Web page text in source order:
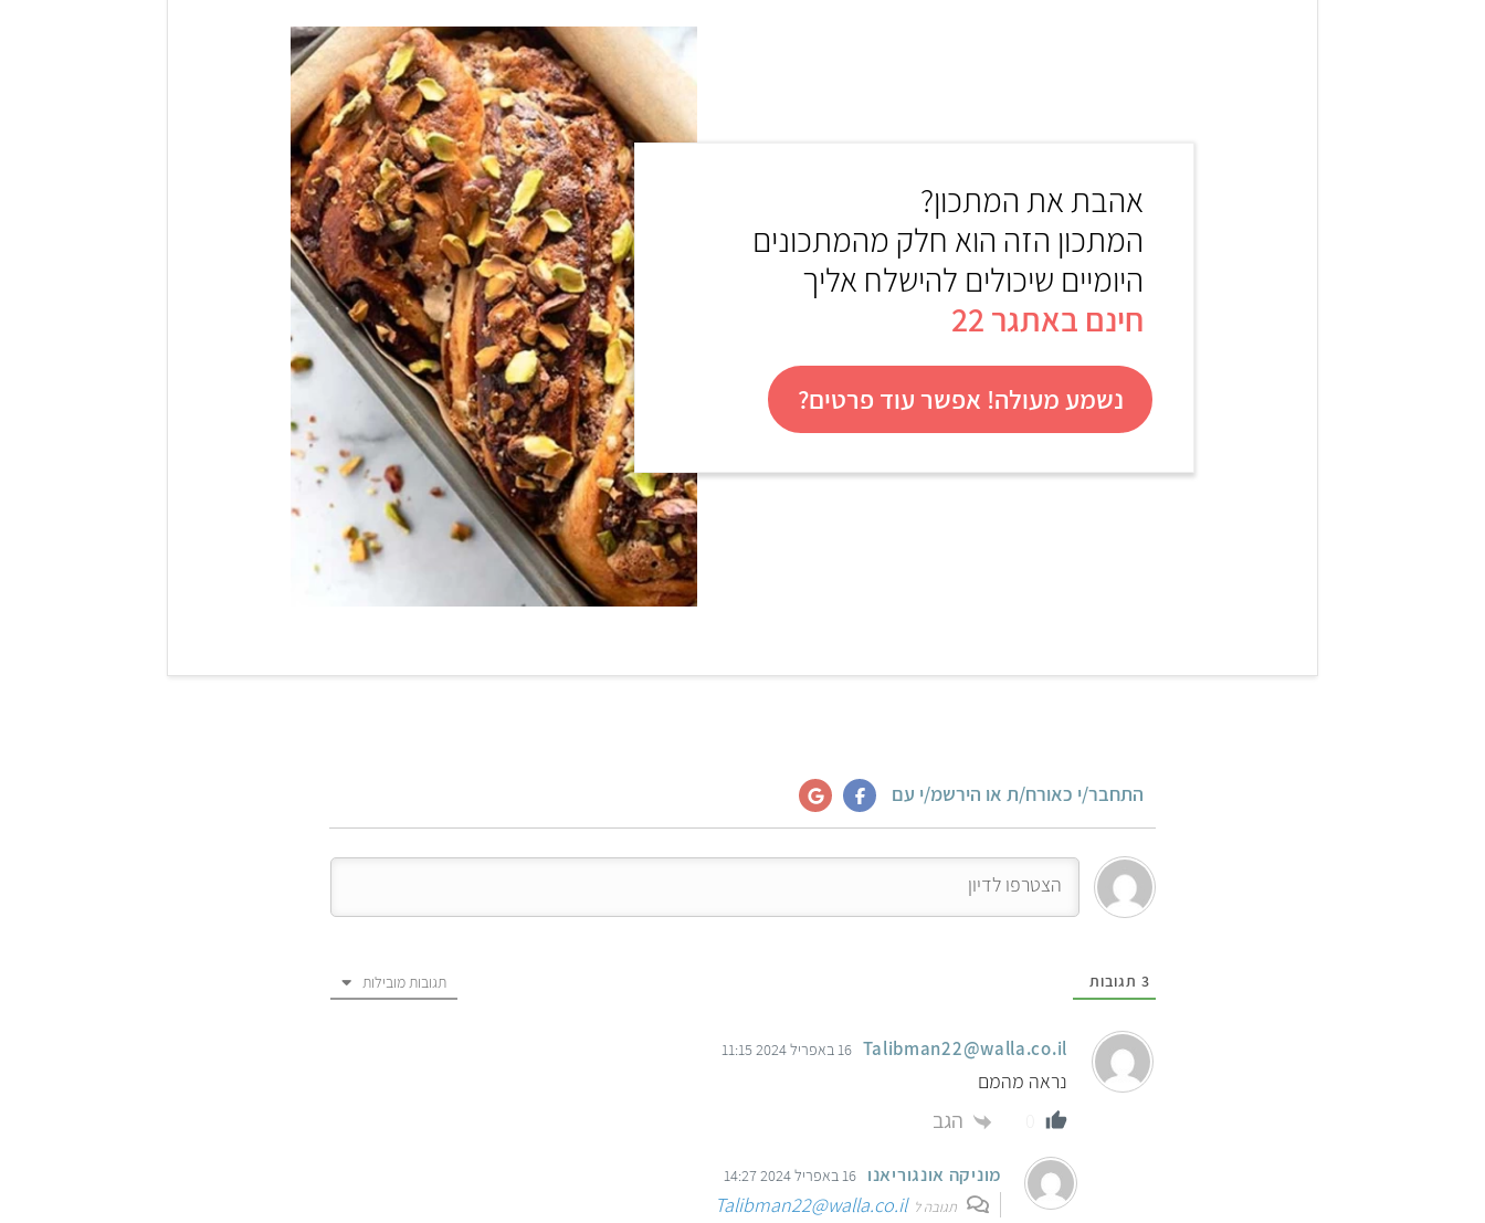
אהבת את המתכון?
המתכון הזה הוא חלק מהמתכונים
היומיים שיכולים להישלח אליך
חינם באתגר 22
נשמע מעולה! אפשר עוד פרטים?
התחבר/י כאורח/ת או הירשמ/י עם
3 תגובות תגובות מובילות
Talibman22@walla.co.il 16 באפריל 2024 11:15
נראה מהמם
הגב
מוניקה אונגוריאנו 16 באפריל 2024 14:27
תגובה לTalibman22@walla.co.il